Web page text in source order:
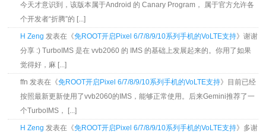
今天才意识到，该版本属于Android 的 Canary Program， 属于官方允许各
个开发者“折腾”的 [...]
H Zeng 发表在《免ROOT开启Pixel 6/7/8/9/10系列手机的VoLTE支持》谢谢
分享 :) TurboIMS 是在 vvb2060 的 IMS 的基础上发展起来的。你用了如果
觉得好，麻 [...]
ffn 发表在《免ROOT开启Pixel 6/7/8/9/10系列手机的VoLTE支持》目前已经
按照最新更新使用了vvb2060的IMS，能够正常使用。后来Gemini推荐了一
个TurboIMS， [...]
H Zeng 发表在《免ROOT开启Pixel 6/7/8/9/10系列手机的VoLTE支持》多谢